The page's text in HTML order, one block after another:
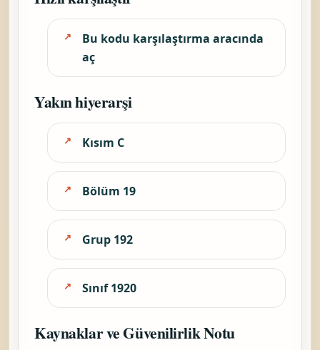
Bu kodu karşılaştırma aracında
aç
Yakın hiyerarşi
Kısım C
Bölüm 19
Grup 192
Sınıf 1920
Kaynaklar ve Güvenilirlik Notu